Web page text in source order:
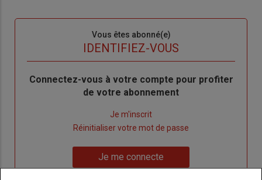
Vous êtes abonné(e)
IDENTIFIEZ-VOUS
Body
Connectez-vous à votre compte pour profiter
de votre abonnement
compte"
Je m'inscrit
mot
Réinitialiser votre mot de passe
"Je
Je me connecte